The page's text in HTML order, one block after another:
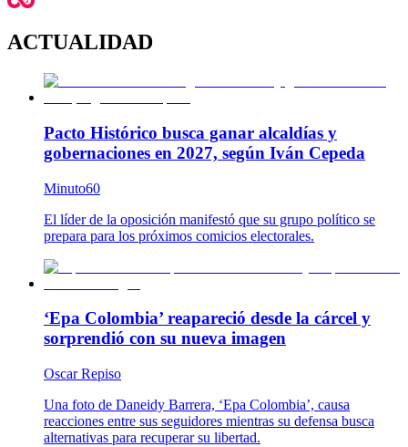
ACTUALIDAD
Pacto Histórico busca ganar alcaldías y
gobernaciones en 2027, según Iván Cepeda
Minuto60
El líder de la oposición manifestó que su grupo político se
prepara para los próximos comicios electorales.
‘Epa Colombia’ reapareció desde la cárcel y
sorprendió con su nueva imagen
Oscar Repiso
Una foto de Daneidy Barrera, ‘Epa Colombia’, causa
reacciones entre sus seguidores mientras su defensa busca
alternativas para recuperar su libertad.